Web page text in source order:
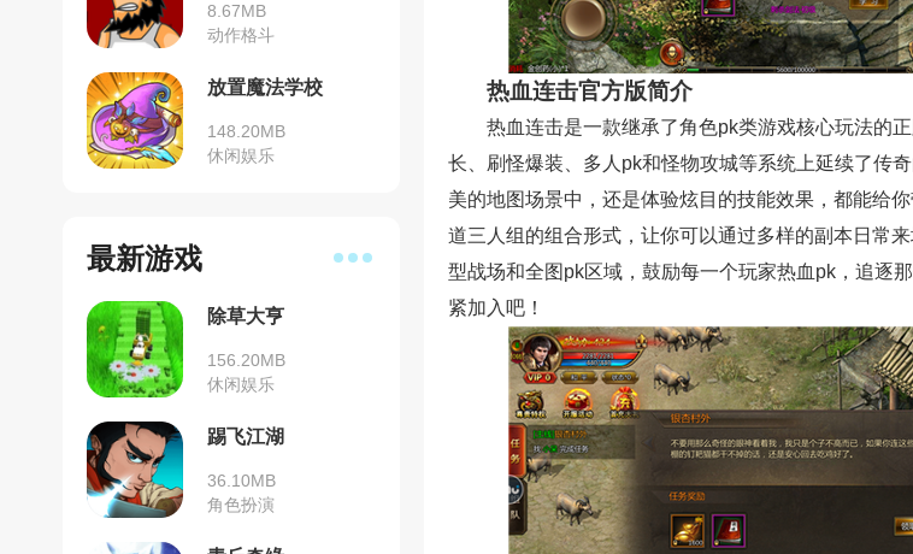
8.67MB
动作格斗
放置魔法学校
148.20MB
休闲娱乐
最新游戏
除草大亨
156.20MB
休闲娱乐
踢飞江湖
36.10MB
角色扮演
热血连击官方版简介
热血连击是一款继承了角色pk类游戏核心玩法的
长、刷怪爆装、多人pk和怪物攻城等系统上延续了传
美的地图场景中，还是体验炫目的技能效果，都能给
道三人组的组合形式，让你可以通过多样的副本日常
型战场和全图pk区域，鼓励每一个玩家热血pk，追逐
紧加入吧！